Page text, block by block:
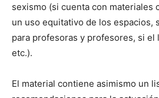
sexismo (si cuenta con materiales
un uso equitativo de los espacios,
para profesoras y profesores, si el
etc.).
El material contiene asimismo un